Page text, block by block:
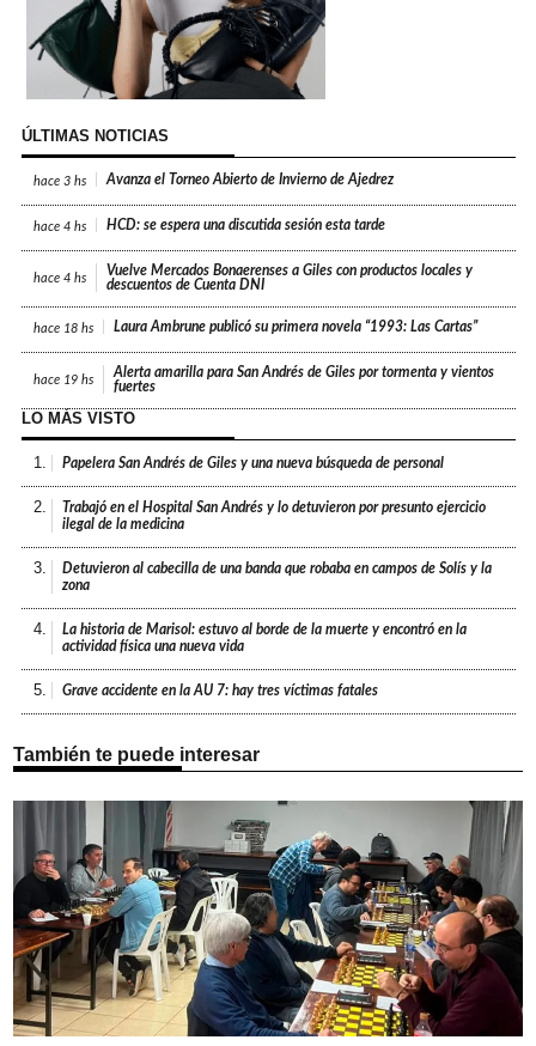
ÚLTIMAS NOTICIAS
hace 3 hs Avanza el Torneo Abierto de Invierno de Ajedrez
hace 4 hs HCD: se espera una discutida sesión esta tarde
hace 4 hs
Vuelve Mercados Bonaerenses a Giles con productos locales y
descuentos de Cuenta DNI
hace 18 hs Laura Ambrune publicó su primera novela “1993: Las Cartas”
hace 19 hs
Alerta amarilla para San Andrés de Giles por tormenta y vientos
fuertes
LO MÁS VISTO
1. Papelera San Andrés de Giles y una nueva búsqueda de personal
2.
Trabajó en el Hospital San Andrés y lo detuvieron por presunto ejercicio
ilegal de la medicina
3.
Detuvieron al cabecilla de una banda que robaba en campos de Solís y la
zona
4.
La historia de Marisol: estuvo al borde de la muerte y encontró en la
actividad física una nueva vida
5. Grave accidente en la AU 7: hay tres víctimas fatales
También te puede interesar